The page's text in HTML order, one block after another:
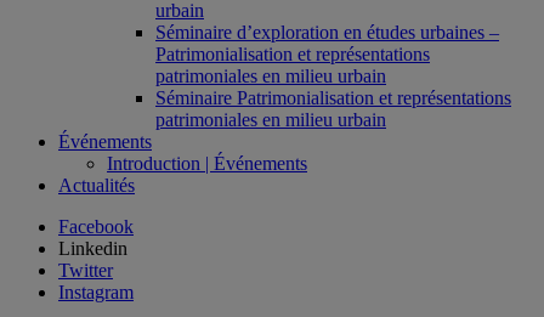
urbain
Séminaire d’exploration en études urbaines –
Patrimonialisation et représentations
patrimoniales en milieu urbain
Séminaire Patrimonialisation et représentations
patrimoniales en milieu urbain
Événements
Introduction | Événements
Actualités
Facebook
Linkedin
Twitter
Instagram